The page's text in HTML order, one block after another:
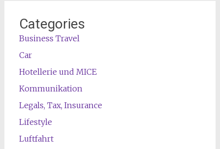
Categories
Business Travel
Car
Hotellerie und MICE
Kommunikation
Legals, Tax, Insurance
Lifestyle
Luftfahrt